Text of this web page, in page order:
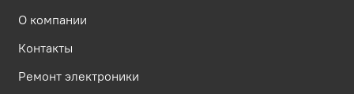
О компании
Контакты
Ремонт электроники